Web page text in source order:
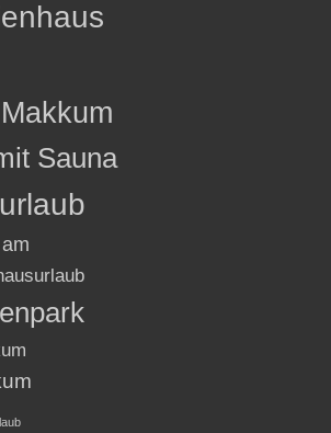
Sauna